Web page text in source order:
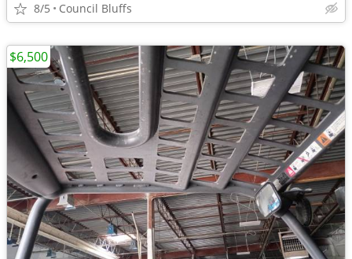
8/5 Council Bluffs
$6,500